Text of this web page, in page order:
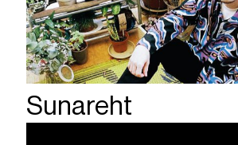
Sunareht